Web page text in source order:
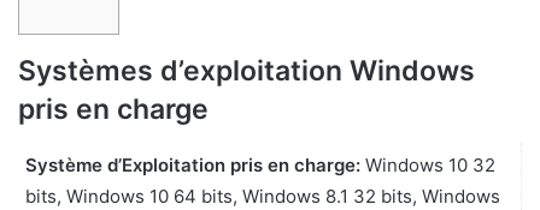
Systèmes d’exploitation Windows
pris en charge
Système d’Exploitation pris en charge: Windows 10 32
bits, Windows 10 64 bits, Windows 8.1 32 bits, Windows